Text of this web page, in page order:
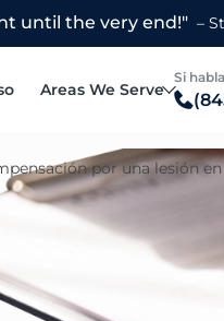
Areas We Serve
Bronx
Brooklyn
Mount Vernon
Si
por una lesión en